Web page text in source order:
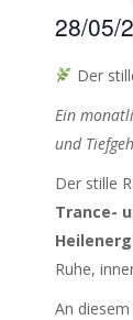
28/05/
Der
Ein
und
Der stille
Trance-
Ruhe,
An